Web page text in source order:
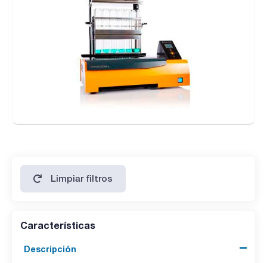
Limpiar filtros
Características
Descripción